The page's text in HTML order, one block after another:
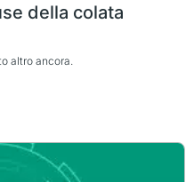
della colata
altro ancora.